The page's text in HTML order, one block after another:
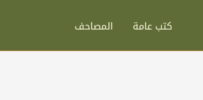
كتب عامة المصاحف